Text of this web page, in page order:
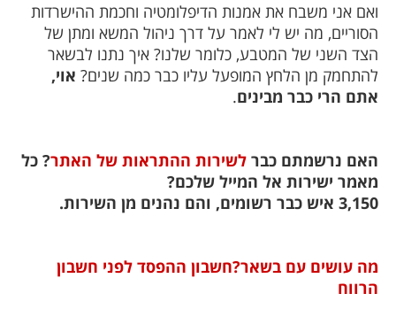
ואם אני משבח את אמנות הדיפלומטיה וחכמת ההישרדות
הסוריים, מה יש לי לאמר על דרך ניהול המשא ומתן של
הצד השני של המטבע, כלומר שלנו? איך נתנו לבשאר
להתחמק מן הלחץ המופעל עליו כבר כמה שנים? אוי,
אתם הרי כבר מבינים.
האם נרשמתם כבר לשירות ההתראות של האתר? כל
מאמר ישירות אל המייל שלכם?
3,150 איש כבר רשומים, והם נהנים מן השירות.
מה עושים עם בשאר?חשבון ההפסד לפני חשבון
הרווח